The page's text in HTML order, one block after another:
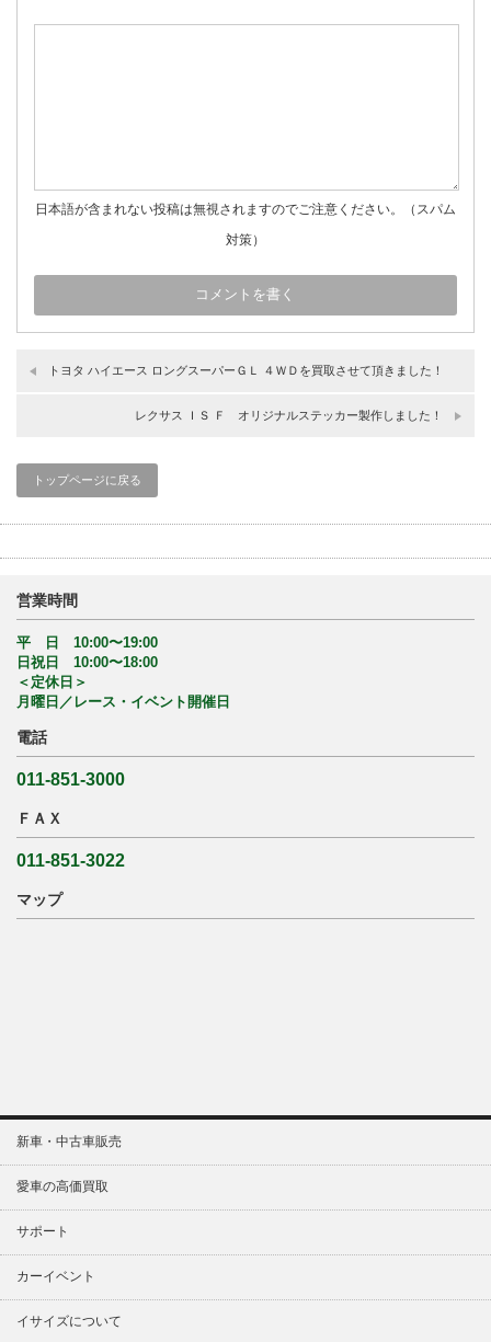
日本語が含まれない投稿は無視されますのでご注意ください。（スパム
対策）
トヨタ ハイエース ロングスーパーＧＬ ４ＷＤを買取させて頂きました！
レクサス ＩＳ Ｆ オリジナルステッカー製作しました！
トップページに戻る
営業時間
平 日 10:00〜19:00
日祝日 10:00〜18:00
＜定休日＞
月曜日／レース・イベント開催日
電話
011-851-3000
ＦＡＸ
011-851-3022
マップ
新車・中古車販売
愛車の高価買取
サポート
カーイベント
イサイズについて